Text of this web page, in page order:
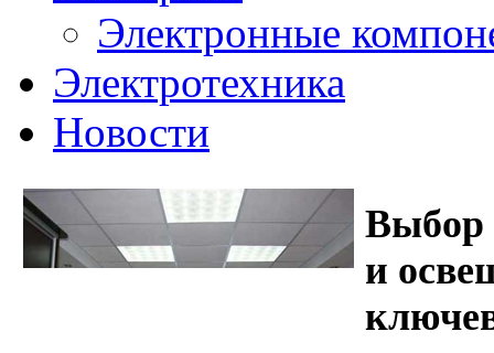
Электронные
Электротехника
Новости
Выбор
и